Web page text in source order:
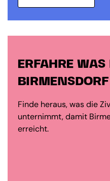
ERFAHRE WAS
Finde heraus, was die
unternimmt, damit
erreicht.